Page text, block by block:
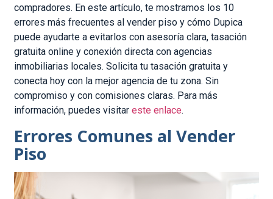
compradores. En este artículo, te mostramos los 10
errores más frecuentes al vender piso y cómo Dupica
puede ayudarte a evitarlos con asesoría clara, tasación
gratuita online y conexión directa con agencias
inmobiliarias locales. Solicita tu tasación gratuita y
conecta hoy con la mejor agencia de tu zona. Sin
compromiso y con comisiones claras. Para más
información, puedes visitareste enlace.
Errores Comunes al Vender
Piso